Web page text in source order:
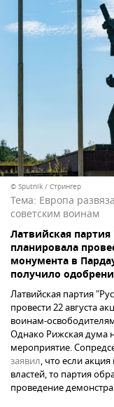
© Sputnik / Стрингер
Тема: Европа
советским воинам
Латвийская
планировала
монумента в
получило
Латвийская партия
провести 22 августа
воинам-
Однако Рижская дума
мероприятие.
заявил, что если
властей, то партия
проведение